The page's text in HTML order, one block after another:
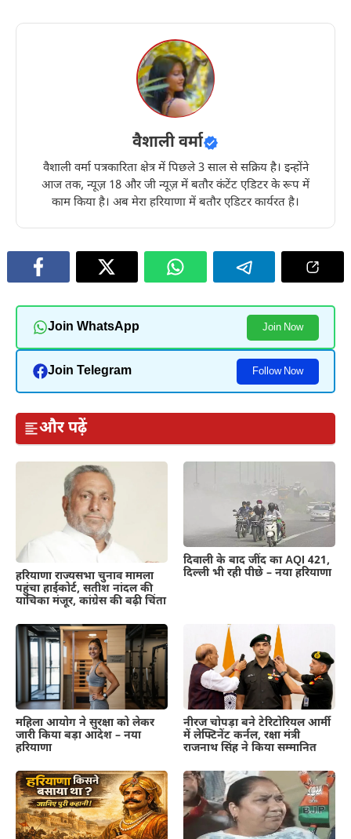
वैशाली वर्मा
वैशाली वर्मा पत्रकारिता क्षेत्र में पिछले 3 साल से सक्रिय है। इन्होंने
आज तक, न्यूज़ 18 और जी न्यूज़ में बतौर कंटेंट एडिटर के रूप में
काम किया है। अब मेरा हरियाणा में बतौर एडिटर कार्यरत है।
Join WhatsApp Join Now
Join Telegram Follow Now
और पढ़ें
हरियाणा राज्यसभा चुनाव मामला
पहुंचा हाईकोर्ट, सतीश नांदल की
याचिका मंजूर, कांग्रेस की बढ़ी चिंता
दिवाली के बाद जींद का AQI 421,
दिल्ली भी रही पीछे – नया हरियाणा
महिला आयोग ने सुरक्षा को लेकर
जारी किया बड़ा आदेश – नया
हरियाणा
नीरज चोपड़ा बने टेरिटोरियल आर्मी
में लेफ्टिनेंट कर्नल, रक्षा मंत्री
राजनाथ सिंह ने किया सम्मानित